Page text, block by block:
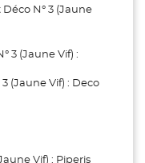
N° 3 (Jaune
3 (Jaune Vif) :
(Jaune Vif) : Deco
Vif) : Piperis